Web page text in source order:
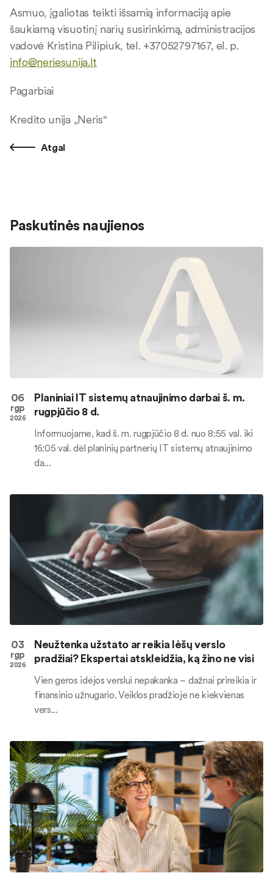
Asmuo, įgaliotas teikti išsamią informaciją apie
šaukiamą visuotinį narių susirinkimą, administracijos
vadovė Kristina Pilipiuk, tel. +37052797167, el. p.
info@neriesunija.lt
Pagarbiai
Kredito unija „Neris“
Atgal
Paskutinės naujienos
06
rgp
2026
Planiniai IT sistemų atnaujinimo darbai š. m.
rugpjūčio 8 d.
Informuojame, kad š. m. rugpjūčio 8 d. nuo 8:55 val. iki
16:05 val. dėl planinių partnerių IT sistemų atnaujinimo
da...
03
rgp
2026
Neužtenka užstato ar reikia lėšų verslo
pradžiai? Ekspertai atskleidžia, ką žino ne visi
Vien geros idėjos verslui nepakanka – dažnai prireikia ir
finansinio užnugario. Veiklos pradžioje ne kiekvienas
vers...